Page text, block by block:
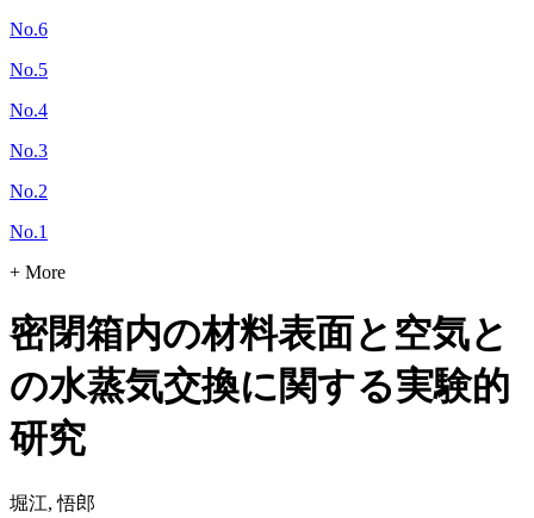
No.6
No.5
No.4
No.3
No.2
No.1
+ More
密閉箱内の材料表面と空気と
の水蒸気交換に関する実験的
研究
堀江, 悟郎